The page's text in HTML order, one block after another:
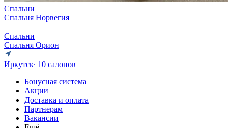
Спальни
Спальня Норвегия
Спальни
Спальня Орион
Иркутск∙ 10 салонов
Бонусная система
Акции
Доставка и оплата
Партнерам
Вакансии